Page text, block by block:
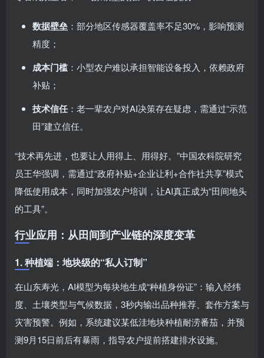
数据壁垒 ：部分地区传感器覆盖率不足30%，影响预测
精度；
成本门槛：小型农户难以承担智能设备投入，依赖政府
补贴；
技术信任 ：老一辈农户对AI决策存在疑虑，需通过“示范
田”建立信任。
“技术再先进，也要让人用得上、用得好。”中国农科院研究
员王华强调，需通过“政府补贴+企业让利+合作社共享”模式
降低使用成本，同时加强农户培训，让AI真正成为“田间地头
的工具”。
行业应用：从田间到产业链的深度变革
1. 种植端：地块级的“私人订制”
在山东寿光，AI模型为每块地生成“种植身份证”：输入经纬
度、土壤类型与气候数据，3秒内输出品种推荐、套作方案与
灾害预警。例如，系统建议某低洼地块种植耐涝番茄，并预
测9月15日前后有暴雨，指导农户提前搭建排水设施。